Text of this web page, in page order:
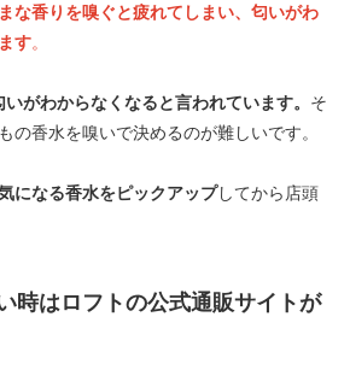
な香りを嗅ぐと疲れてしまい、匂いがわ
す。
がわからなくなると言われています。 そ
の香水を嗅いで決めるのが難しいです。
になる香水をピックアップしてから店頭
時はロフトの公式通販サイトが